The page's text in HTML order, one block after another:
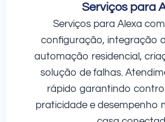
Serviços para
Serviços para Alexa
configuração, integração
automação residencial,
solução de falhas.
rápido garantindo
praticidade e desempenho